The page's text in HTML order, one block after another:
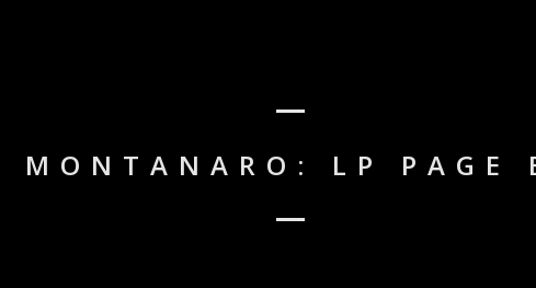
MONTANARO: LP PAGE